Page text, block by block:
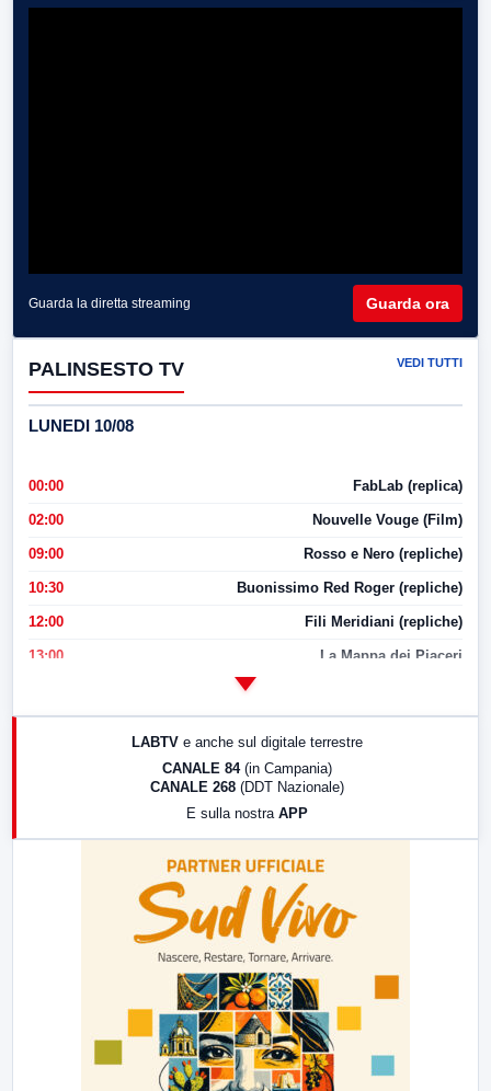
Guarda la diretta streaming Guarda ora
PALINSESTO TV VEDI TUTTI
LUNEDI 10/08
00:00 FabLab (replica)
02:00 Nouvelle Vouge (Film)
09:00 Rosso e Nero (repliche)
10:30 Buonissimo Red Roger (repliche)
12:00 Fili Meridiani (repliche)
13:00 La Mappa dei Piaceri
LABTV e anche sul digitale terrestre
CANALE 84 (in Campania)
CANALE 268 (DDT Nazionale)
E sulla nostra APP